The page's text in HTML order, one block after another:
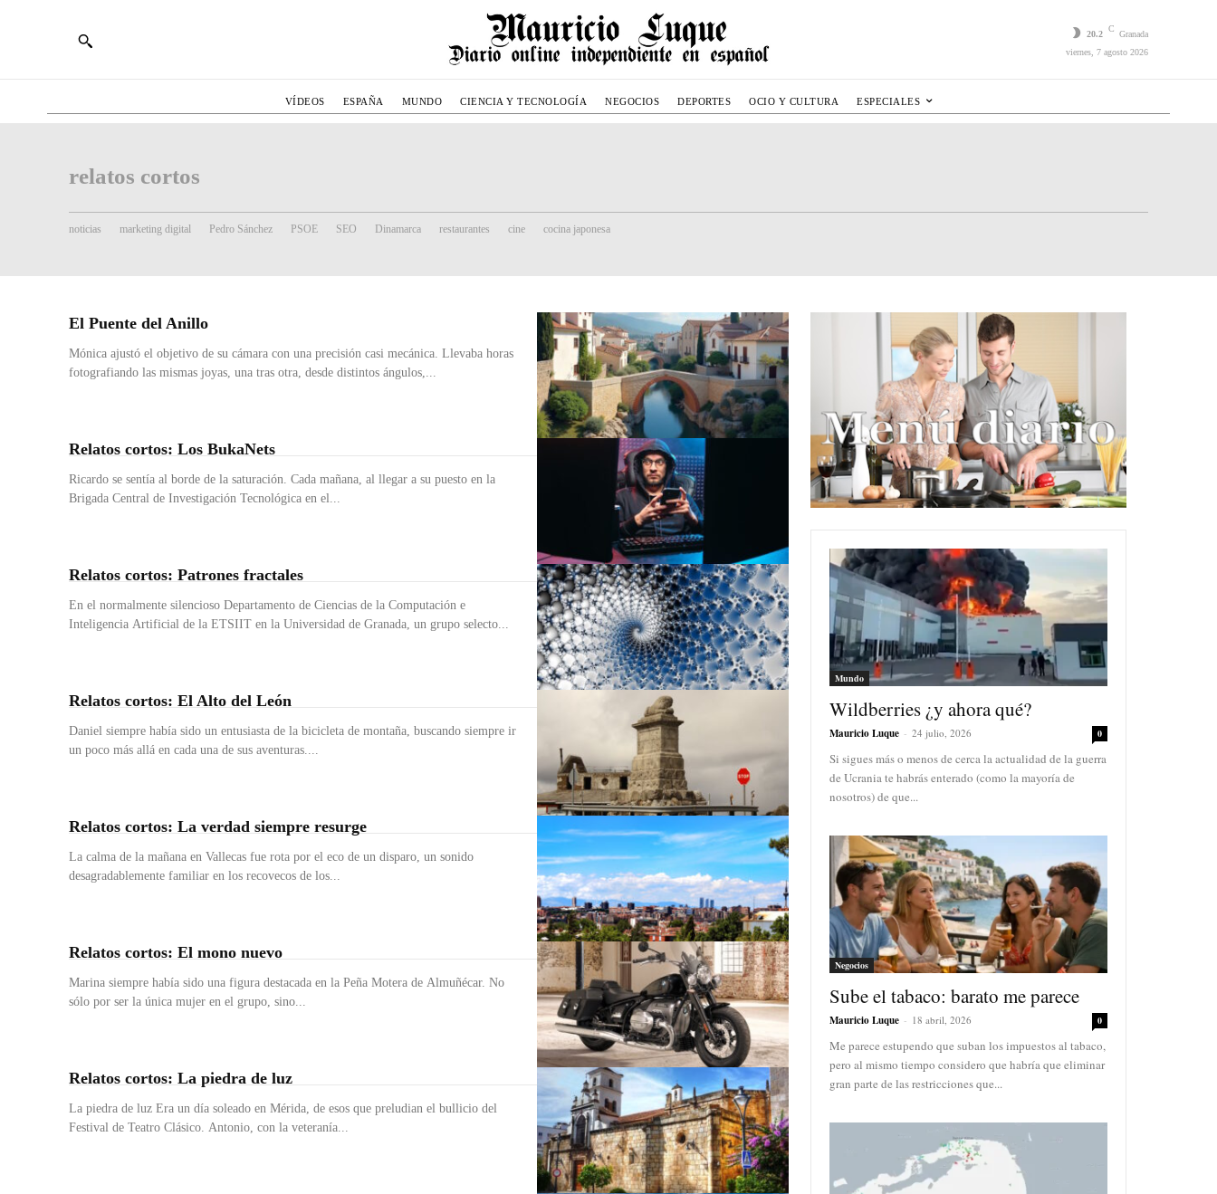
20.2
C
Granada
viernes, 7 agosto 2026
VÍDEOS ESPAÑA MUNDO CIENCIA Y TECNOLOGÍA NEGOCIOS DEPORTES OCIO Y CULTURA ESPECIALES
relatos cortos
noticias marketing digital Pedro Sánchez PSOE SEO Dinamarca restaurantes cine cocina japonesa
El Puente del Anillo
Mónica ajustó el objetivo de su cámara con una precisión casi mecánica. Llevaba horas
fotografiando las mismas joyas, una tras otra, desde distintos ángulos,...
Relatos cortos: Los BukaNets
Ricardo se sentía al borde de la saturación. Cada mañana, al llegar a su puesto en la
Brigada Central de Investigación Tecnológica en el...
Relatos cortos: Patrones fractales
En el normalmente silencioso Departamento de Ciencias de la Computación e
Inteligencia Artificial de la ETSIIT en la Universidad de Granada, un grupo selecto...
Relatos cortos: El Alto del León
Daniel siempre había sido un entusiasta de la bicicleta de montaña, buscando siempre ir
un poco más allá en cada una de sus aventuras....
Relatos cortos: La verdad siempre resurge
La calma de la mañana en Vallecas fue rota por el eco de un disparo, un sonido
desagradablemente familiar en los recovecos de los...
Relatos cortos: El mono nuevo
Marina siempre había sido una figura destacada en la Peña Motera de Almuñécar. No
sólo por ser la única mujer en el grupo, sino...
Relatos cortos: La piedra de luz
La piedra de luz Era un día soleado en Mérida, de esos que preludian el bullicio del
Festival de Teatro Clásico. Antonio, con la veteranía...
Mundo
Wildberries ¿y ahora qué?
Mauricio Luque - 24 julio, 2026 0
Si sigues más o menos de cerca la actualidad de la guerra
de Ucrania te habrás enterado (como la mayoría de
nosotros) de que...
Negocios
Sube el tabaco: barato me parece
Mauricio Luque - 18 abril, 2026 0
Me parece estupendo que suban los impuestos al tabaco,
pero al mismo tiempo considero que habría que eliminar
gran parte de las restricciones que...